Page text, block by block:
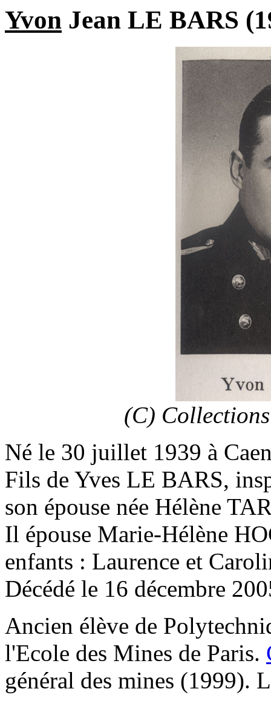
Yvon Jean LE BARS
(C)
Né le 30 juillet 1939 à
Fils de Yves LE BARS,
son épouse née Hélène
Il épouse Marie-Hélène
enfants : Laurence et
Décédé le 16 décembre
Ancien élève de
l'Ecole des Mines de Paris.
général des mines (1999).